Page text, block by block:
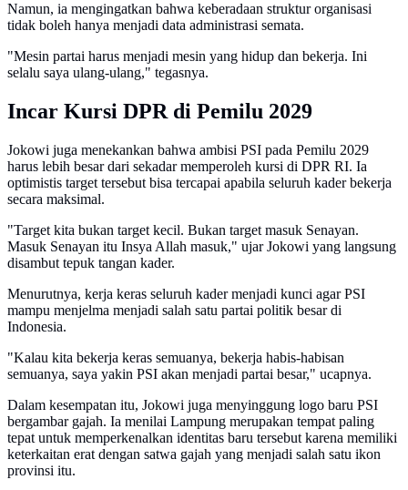
Namun, ia mengingatkan bahwa keberadaan struktur organisasi
tidak boleh hanya menjadi data administrasi semata.
"Mesin partai harus menjadi mesin yang hidup dan bekerja. Ini
selalu saya ulang-ulang," tegasnya.
Incar Kursi DPR di Pemilu 2029
Jokowi juga menekankan bahwa ambisi PSI pada Pemilu 2029
harus lebih besar dari sekadar memperoleh kursi di DPR RI. Ia
optimistis target tersebut bisa tercapai apabila seluruh kader bekerja
secara maksimal.
"Target kita bukan target kecil. Bukan target masuk Senayan.
Masuk Senayan itu Insya Allah masuk," ujar Jokowi yang langsung
disambut tepuk tangan kader.
Menurutnya, kerja keras seluruh kader menjadi kunci agar PSI
mampu menjelma menjadi salah satu partai politik besar di
Indonesia.
"Kalau kita bekerja keras semuanya, bekerja habis-habisan
semuanya, saya yakin PSI akan menjadi partai besar," ucapnya.
Dalam kesempatan itu, Jokowi juga menyinggung logo baru PSI
bergambar gajah. Ia menilai Lampung merupakan tempat paling
tepat untuk memperkenalkan identitas baru tersebut karena memiliki
keterkaitan erat dengan satwa gajah yang menjadi salah satu ikon
provinsi itu.